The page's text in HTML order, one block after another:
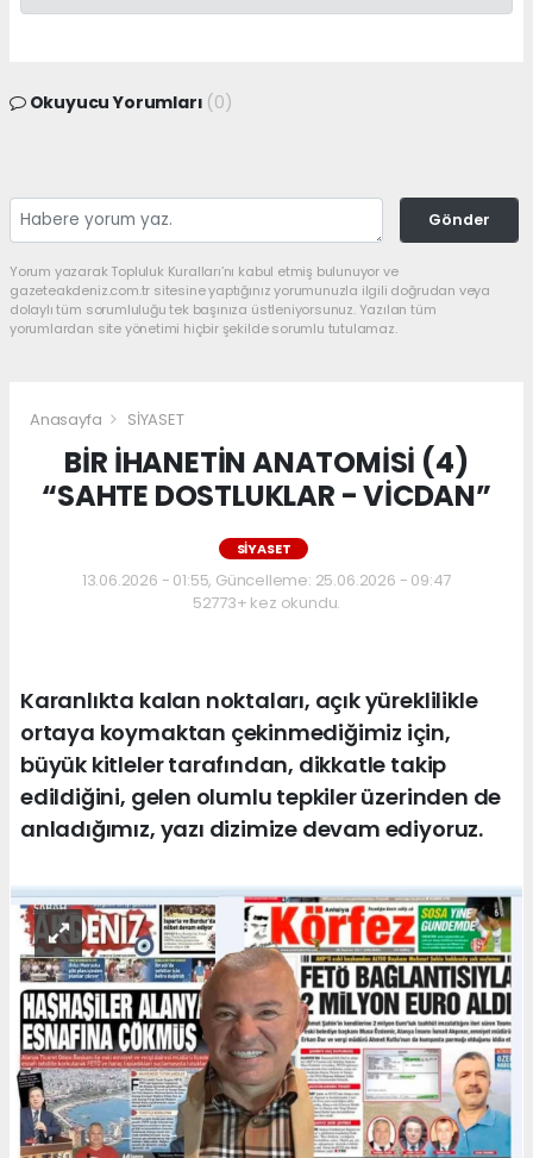
Okuyucu Yorumları (0)
Gönder
Yorum yazarak Topluluk Kuralları’nı kabul etmiş bulunuyor ve
gazeteakdeniz.com.tr sitesine yaptığınız yorumunuzla ilgili doğrudan veya
dolaylı tüm sorumluluğu tek başınıza üstleniyorsunuz. Yazılan tüm
yorumlardan site yönetimi hiçbir şekilde sorumlu tutulamaz.
Anasayfa SİYASET
BİR İHANETİN ANATOMİSİ (4)
“SAHTE DOSTLUKLAR - VİCDAN”
SİYASET
13.06.2026 - 01:55, Güncelleme: 25.06.2026 - 09:47
52773+ kez okundu.
Karanlıkta kalan noktaları, açık yüreklilikle
ortaya koymaktan çekinmediğimiz için,
büyük kitleler tarafından, dikkatle takip
edildiğini, gelen olumlu tepkiler üzerinden de
anladığımız, yazı dizimize devam ediyoruz.